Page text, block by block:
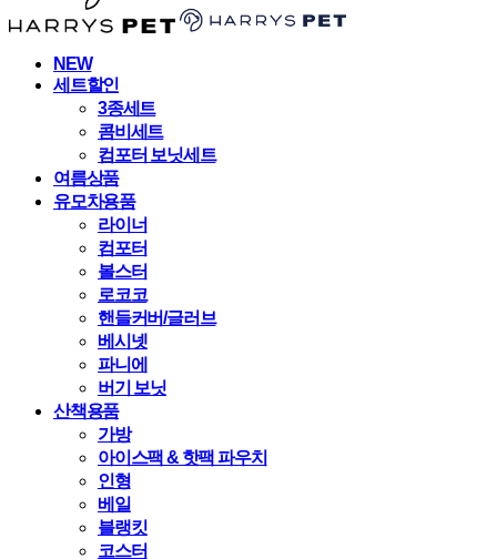
NEW
세트할인
3종세트
콤비세트
컴포터 보닛세트
여름상품
유모차용품
라이너
컴포터
볼스터
로코코
핸들커버/글러브
베시넷
파니에
버기 보닛
산책용품
가방
아이스팩 & 핫팩 파우치
인형
베일
블랭킷
코스터